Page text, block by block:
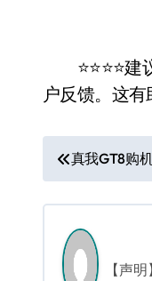
⭐️⭐️⭐️⭐️建
户反馈。这
文
章
导
航
真我GT8购
【声